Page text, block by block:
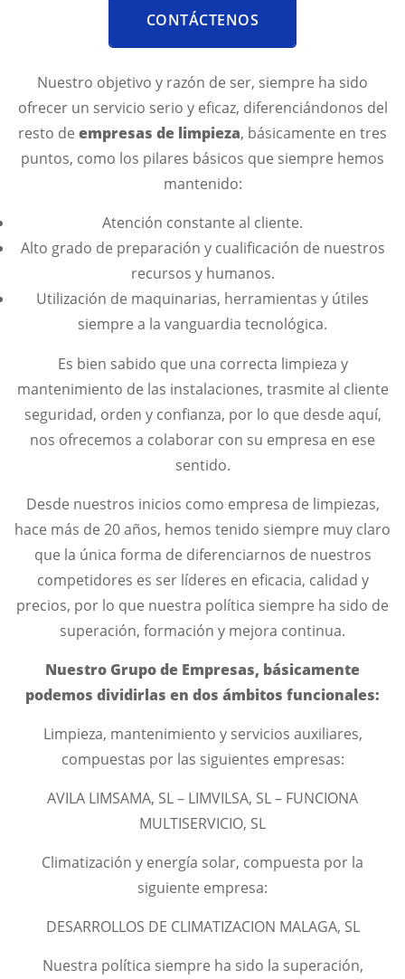
CONTÁCTENOS
Nuestro objetivo y razón de ser, siempre ha sido
ofrecer un servicio serio y eficaz, diferenciándonos del
resto de empresas de limpieza, básicamente en tres
puntos, como los pilares básicos que siempre hemos
mantenido:
Atención constante al cliente.
Alto grado de preparación y cualificación de nuestros
recursos y humanos.
Utilización de maquinarias, herramientas y útiles
siempre a la vanguardia tecnológica.
Es bien sabido que una correcta limpieza y
mantenimiento de las instalaciones, trasmite al cliente
seguridad, orden y confianza, por lo que desde aquí,
nos ofrecemos a colaborar con su empresa en ese
sentido.
Desde nuestros inicios como empresa de limpiezas,
hace más de 20 años, hemos tenido siempre muy claro
que la única forma de diferenciarnos de nuestros
competidores es ser líderes en eficacia, calidad y
precios, por lo que nuestra política siempre ha sido de
superación, formación y mejora continua.
Nuestro Grupo de Empresas, básicamente
podemos dividirlas en dos ámbitos funcionales:
Limpieza, mantenimiento y servicios auxiliares,
compuestas por las siguientes empresas:
AVILA LIMSAMA, SL – LIMVILSA, SL – FUNCIONA
MULTISERVICIO, SL
Climatización y energía solar, compuesta por la
siguiente empresa:
DESARROLLOS DE CLIMATIZACION MALAGA, SL
Nuestra política siempre ha sido la superación,